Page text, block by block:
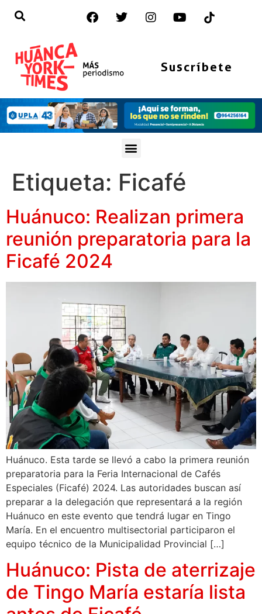
Suscríbete
Etiqueta: Ficafé
Huánuco: Realizan primera
reunión preparatoria para la
Ficafé 2024
Huánuco. Esta tarde se llevó a cabo la primera reunión
preparatoria para la Feria Internacional de Cafés
Especiales (Ficafé) 2024. Las autoridades buscan así
preparar a la delegación que representará a la región
Huánuco en este evento que tendrá lugar en Tingo
María. En el encuentro multisectorial participaron el
equipo técnico de la Municipalidad Provincial […]
Huánuco: Pista de aterrizaje
de Tingo María estaría lista